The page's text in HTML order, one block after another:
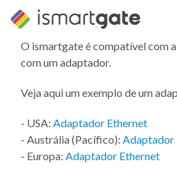
Saltar
para
O ismartgate é compatível com
com um adaptador.
Veja aqui um exemplo de um
- USA: Adaptador Ethernet
- Austrália (Pacífico): Adaptador
- Europa: Adaptador Ethernet